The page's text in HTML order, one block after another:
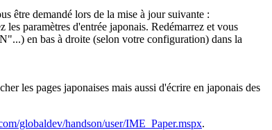
être demandé lors de la mise à jour suivante :
paramètres d'entrée japonais. Redémarrez et vous
en bas à droite (selon votre configuration) dans la
les pages japonaises mais aussi d'écrire en japonais des
globaldev/handson/user/IME_Paper.mspx.